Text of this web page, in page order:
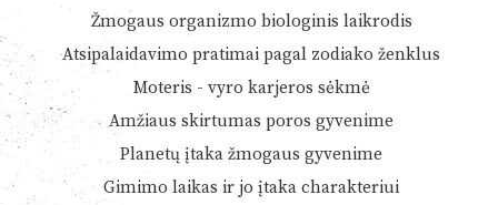
Žmogaus organizmo biologinis laikrodis
Atsipalaidavimo pratimai pagal zodiako ženklus
Moteris - vyro karjeros sėkmė
Amžiaus skirtumas poros gyvenime
Planetų įtaka žmogaus gyvenime
Gimimo laikas ir jo įtaka charakteriui